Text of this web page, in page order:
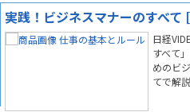
実践！ビジネスマナーのすべて
日経
すべて
めのビ
てで解